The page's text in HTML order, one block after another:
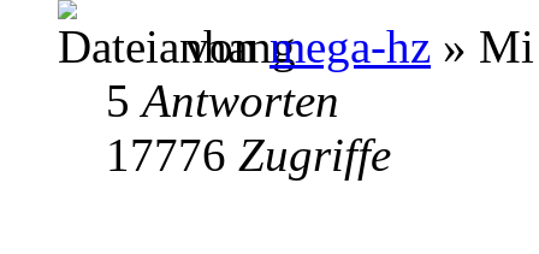
vonmega-hz » Mi
5Antworten
17776 Zugriffe